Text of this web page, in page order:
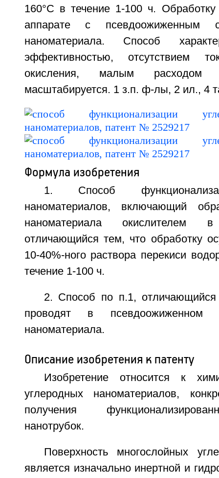
160°С в течение 1-100 ч.
аппарате с псевдоожиженным
наноматериала. Способ
эффективностью, отсутствием
окисления, малым расходом
масштабируется. 1 з.п. ф-лы, 2 ил., 4
Формула изобретения
1. Способ
наноматериалов, включающий
наноматериала окислителем
отличающийся тем, что обработку
10-40%-ного раствора перекиси
течение 1-100 ч.
2. Способ по п.1, отличающийся
проводят в псевдоожиженном
наноматериала.
Описание изобретения к патенту
Изобретение относится к
углеродных наноматериалов,
получения
нанотрубок.
Поверхность многослойных
является изначально инертной и